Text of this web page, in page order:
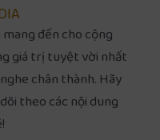
đến cho cộng
giá trị tuyệt vời nhất
chân thành. Hãy
theo các nội dung